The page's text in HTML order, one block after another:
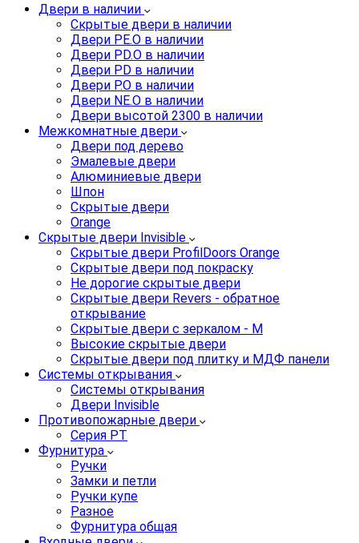
Двери в наличии
Скрытые двери в наличии
Двери PE.O в наличии
Двери PD.O в наличии
Двери PD в наличии
Двери P.O в наличии
Двери NE.O в наличии
Двери высотой 2300 в наличии
Межкомнатные двери
Двери под дерево
Эмалевые двери
Алюминиевые двери
Шпон
Скрытые двери
Orange
Скрытые двери Invisible
Скрытые двери ProfilDoors Orange
Скрытые двери под покраску
Не дорогие скрытые двери
Скрытые двери Revers - обратное
открывание
Скрытые двери с зеркалом - M
Высокие скрытые двери
Скрытые двери под плитку и МДФ панели
Системы открывания
Системы открывания
Двери Invisible
Противопожарные двери
Серия PT
Фурнитура
Ручки
Замки и петли
Ручки купе
Разное
Фурнитура общая